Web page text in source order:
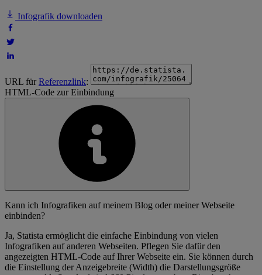
Infografik downloaden
URL fürReferenzlink:
HTML-Code zur Einbindung
Kann ich Infografiken auf meinem Blog oder meiner Webseite
einbinden?
Ja, Statista ermöglicht die einfache Einbindung von vielen
Infografiken auf anderen Webseiten. Pflegen Sie dafür den
angezeigten HTML-Code auf Ihrer Webseite ein. Sie können durch
die Einstellung der Anzeigebreite (Width) die Darstellungsgröße